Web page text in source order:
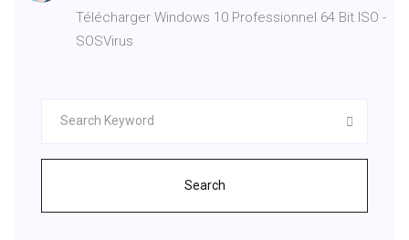
Télécharger Windows 10 Professionnel 64 Bit ISO -
SOSVirus
Search